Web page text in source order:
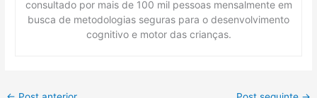
consultado por mais de 100 mil pessoas mensalmente em
busca de metodologias seguras para o desenvolvimento
cognitivo e motor das crianças.